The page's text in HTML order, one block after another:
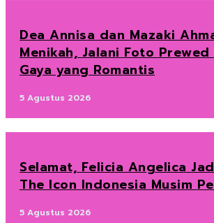
Dea Annisa dan Mazaki
Menikah, Jalani Foto
Gaya yang Romantis
5 Agustus 2026
Selamat, Felicia Angelica
The Icon Indonesia Musim
5 Agustus 2026